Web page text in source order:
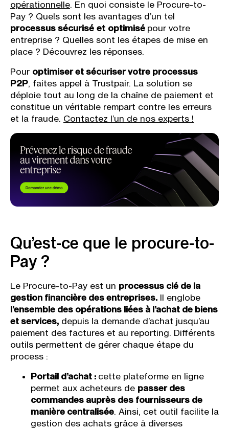
opérationnelle. En quoi consiste le Procure-to-
Pay ? Quels sont les avantages d’un tel
processus sécurisé et optimisé pour votre
entreprise ? Quelles sont les étapes de mise en
place ? Découvrez les réponses.
Pour optimiser et sécuriser votre processus
P2P, faites appel à Trustpair. La solution se
déploie tout au long de la chaîne de paiement et
constitue un véritable rempart contre les erreurs
et la fraude. Contactez l’un de nos experts !
Qu’est-ce que le procure-to-
Pay ?
Le Procure-to-Pay est un processus clé de la
gestion financière des entreprises. Il englobe
l’ensemble des opérations liées à l’achat de biens
et services, depuis la demande d’achat jusqu’au
paiement des factures et au reporting. Différents
outils permettent de gérer chaque étape du
process :
Portail d’achat : cette plateforme en ligne
permet aux acheteurs de passer des
commandes auprès des fournisseurs de
manière centralisée. Ainsi, cet outil facilite la
gestion des achats grâce à diverses